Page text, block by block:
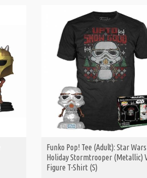
ΑΓΟΡΑ
Funko Pop! Tee (Adult): Star
Holiday Stormtrooper (Metallic)
Figure T-Shirt (S)